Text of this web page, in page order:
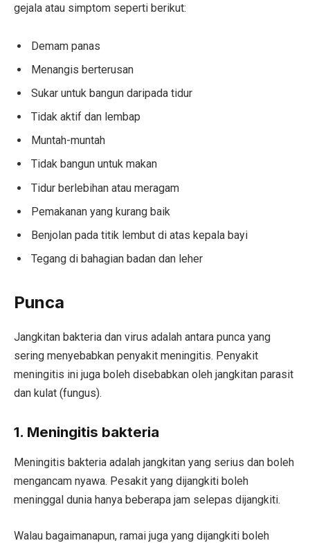
gejala atau simptom seperti berikut:
Demam panas
Menangis berterusan
Sukar untuk bangun daripada tidur
Tidak aktif dan lembap
Muntah-muntah
Tidak bangun untuk makan
Tidur berlebihan atau meragam
Pemakanan yang kurang baik
Benjolan pada titik lembut di atas kepala bayi
Tegang di bahagian badan dan leher
Punca
Jangkitan bakteria dan virus adalah antara punca yang
sering menyebabkan penyakit meningitis. Penyakit
meningitis ini juga boleh disebabkan oleh jangkitan parasit
dan kulat (fungus).
1. Meningitis bakteria
Meningitis bakteria adalah jangkitan yang serius dan boleh
mengancam nyawa. Pesakit yang dijangkiti boleh
meninggal dunia hanya beberapa jam selepas dijangkiti.
Walau bagaimanapun, ramai juga yang dijangkiti boleh